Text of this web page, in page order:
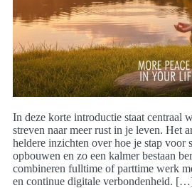
In deze korte introductie staat centraal
streven naar meer rust in je leven. Het
heldere inzichten over hoe je stap voor
opbouwen en zo een kalmer bestaan
combineren fulltime of parttime werk
en continue digitale verbondenheid.